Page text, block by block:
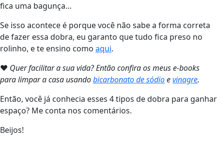
fica uma bagunça…
Se isso acontece é porque você não sabe a forma correta
de fazer essa dobra, eu garanto que tudo fica preso no
rolinho, e te ensino como aqui.
❤ Quer facilitar a sua vida? Então confira os meus e-books
para limpar a casa usandobicarbonato de sódioevinagre.
Então, você já conhecia esses 4 tipos de dobra para ganhar
espaço? Me conta nos comentários.
Beijos!